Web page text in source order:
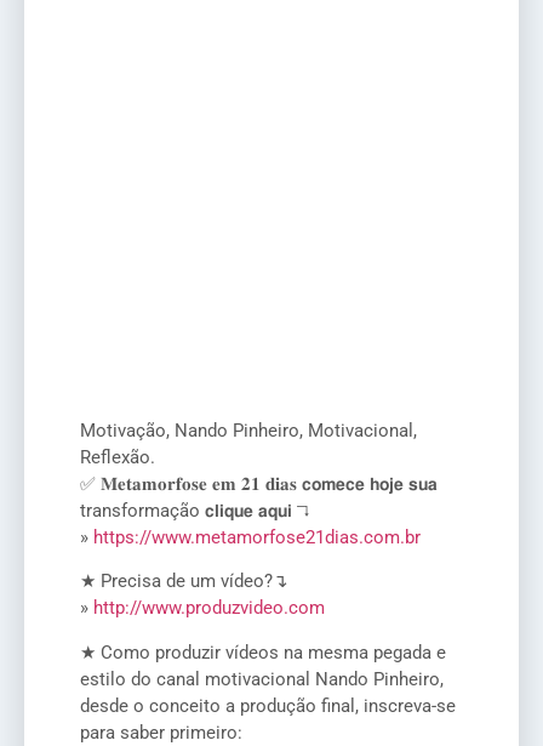
Motivação, Nando Pinheiro, Motivacional,
Reflexão.
✅ 𝐌𝐞𝐭𝐚𝐦𝐨𝐫𝐟𝐨𝐬𝐞 𝐞𝐦 𝟐𝟏 𝐝𝐢𝐚𝐬 𝗰𝗼𝗺𝗲𝗰𝗲 𝗵𝗼𝗷𝗲 𝘀𝘂𝗮
transformação 𝗰𝗹𝗶𝗾𝘂𝗲 𝗮𝗾𝘂𝗶 ↴
» https://www.metamorfose21dias.com.br
★ Precisa de um vídeo?↴
» http://www.produzvideo.com
★ Como produzir vídeos na mesma pegada e
estilo do canal motivacional Nando Pinheiro,
desde o conceito a produção final, inscreva-se
para saber primeiro: